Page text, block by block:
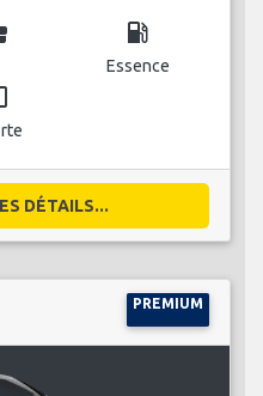
local_gas_station
Essence
DÉTAILS...
PREMIUM